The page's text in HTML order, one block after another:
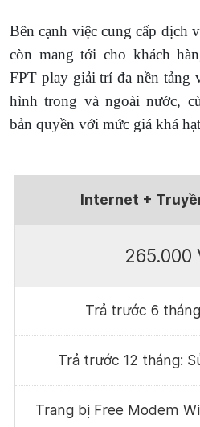
Bên cạnh việc cung cấp dịch
còn mang tới cho khách
FPT play giải trí đa nền tảng
hình trong và ngoài nước,
bản quyền với mức giá khá
Internet +
265.000
Trả trước 6
Trả trước 12 tháng:
Trang bị Free Modem